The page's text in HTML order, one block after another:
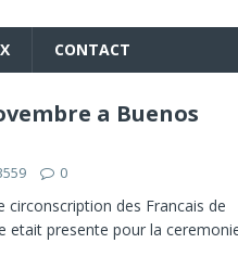
CONTACT
a Buenos
0
des Francais de
etait presente pour la